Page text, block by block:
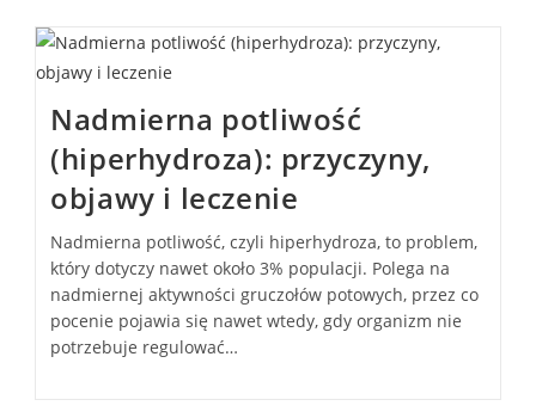
Nadmierna potliwość
(hiperhydroza): przyczyny,
objawy i leczenie
Nadmierna potliwość, czyli hiperhydroza, to problem,
który dotyczy nawet około 3% populacji. Polega na
nadmiernej aktywności gruczołów potowych, przez co
pocenie pojawia się nawet wtedy, gdy organizm nie
potrzebuje regulować…